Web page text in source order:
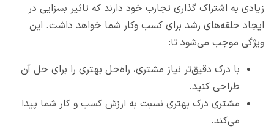
زیادی به اشتراک گذاری تجارب خود دارند که تاثیر بسزایی در
ایجاد حلقه‌های رشد برای کسب وکار شما خواهد داشت. این
ویژگی موجب می‌شود تا:
با درک دقیق‌تر نیاز مشتری، راه‌حل بهتری را برای حل آن
طراحی کنید.
مشتری درک بهتری نسبت به ارزش کسب و کار شما پیدا
می‌کند.